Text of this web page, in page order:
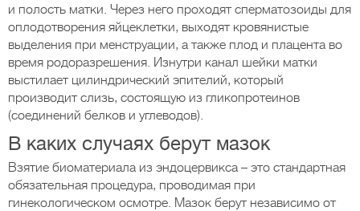
и полость матки. Через него проходят сперматозоиды для
оплодотворения яйцеклетки, выходят кровянистые
выделения при менструации, а также плод и плацента во
время родоразрешения. Изнутри канал шейки матки
выстилает цилиндрический эпителий, который
производит слизь, состоящую из гликопротеинов
(соединений белков и углеводов).
В каких случаях берут мазок
Взятие биоматериала из эндоцервикса – это стандартная
обязательная процедура, проводимая при
гинекологическом осмотре. Мазок берут независимо от